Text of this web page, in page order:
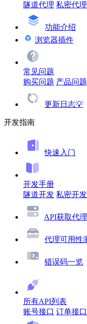
隧道代理 私密代理
功能介绍
浏览器插件
常见问题
购买问题 产品问题
更新日志💡
开发指南
快速入门
开发手册
隧道开发 私密开发
API获取代理
代理可用性
错误码一览
所有API列表
账号接口 订单接口